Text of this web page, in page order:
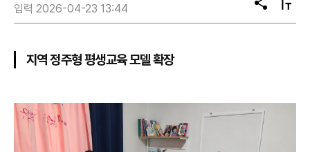
입력 2026-04-23 13:44
공
유
텍
스
지역 정주형 평생교육 모델 확장